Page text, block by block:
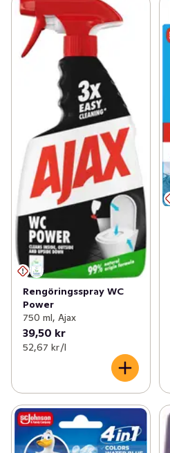
Rengöringsspray WC
Power
750 ml, Ajax
39,50 kr
52,67 kr /l